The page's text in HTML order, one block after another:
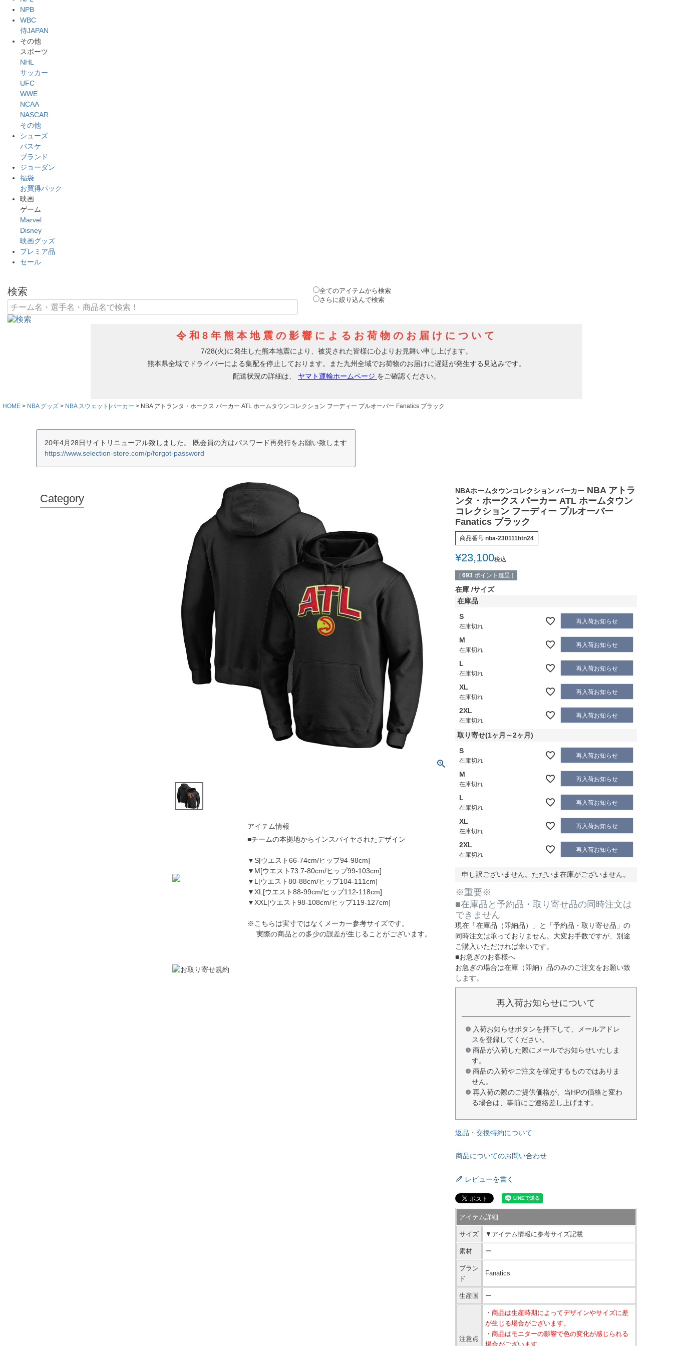
NPB
WBC
侍JAPAN
その他
スポーツ
NHL
サッカー
UFC
WWE
NCAA
NASCAR
その他
シューズ
バスケ
ブランド
ジョーダン
福袋
お買得パック
映画
ゲーム
Marvel
Disney
映画グッズ
プレミア品
セール
検索
全てのアイテムから検索
さらに絞り込んで検索
HOME NBA グッズ NBA スウェット|パーカー NBA アトランタ・ホークス パーカー ATL ホームタウンコレクション フーディー プルオーバー Fanatics ブラック
20年4月28日サイトリニューアル致しました。 既会員の方はパスワード再発行をお願い致します
https://www.selection-store.com/p/forgot-password
Category
アイテム情報
■チームの本拠地からインスパイヤされたデザイン
▼S[ウエスト66-74cm/ヒップ94-98cm]
▼M[ウエスト73.7-80cm/ヒップ99-103cm]
▼L[ウエスト80-88cm/ヒップ104-111cm]
▼XL[ウエスト88-99cm/ヒップ112-118cm]
▼XXL[ウエスト98-108cm/ヒップ119-127cm]
※こちらは実寸ではなくメーカー参考サイズです。
実際の商品との多少の誤差が生じることがございます。
NBAホームタウンコレクション パーカー NBA アトラ
ンタ・ホークス パーカー ATL ホームタウン
コレクション フーディー プルオーバー
Fanatics ブラック
商品番号 nba-230111htn24
¥23,100税込
[ 693 ポイント進呈 ]
在庫 サイズ
在庫品
S
在庫切れ
再入荷お知らせ
M
在庫切れ
再入荷お知らせ
L
在庫切れ
再入荷お知らせ
XL
在庫切れ
再入荷お知らせ
2XL
在庫切れ
再入荷お知らせ
取り寄せ(1ヶ月～2ヶ月)
S
在庫切れ
再入荷お知らせ
M
在庫切れ
再入荷お知らせ
L
在庫切れ
再入荷お知らせ
XL
在庫切れ
再入荷お知らせ
2XL
在庫切れ
再入荷お知らせ
申し訳ございません。ただいま在庫がございません。
※重要※
■在庫品と予約品・取り寄せ品の同時注文は
できません
現在「在庫品（即納品）」 と 「予約品・取り寄せ品」 の
同時注文は承っておりません。大変お手数ですが、別途
ご購入いただければ幸いです。
■お急ぎのお客様へ
お急ぎの場合は在庫（即納）品のみのご注文をお願い致
します。
再入荷お知らせについて
入荷お知らせボタンを押下して、メールアドレ
スを登録してください。
商品が入荷した際にメールでお知らせいたしま
す。
商品の入荷やご注文を確定するものではありま
せん。
再入荷の際のご提供価格が、当HPの価格と変わ
る場合は、事前にご連絡差し上げます。
返品・交換特約について
商品についてのお問い合わせ
レビューを書く
アイテム詳細
サイズ ▼アイテム情報に参考サイズ記載
素材 ー
ブラン
ド
Fanatics
生産国 ー
注意点
・商品は生産時期によってデザインやサイズに差
が生じる場合がございます。
・商品はモニターの影響で色の変化が感じられる
場合がございます。